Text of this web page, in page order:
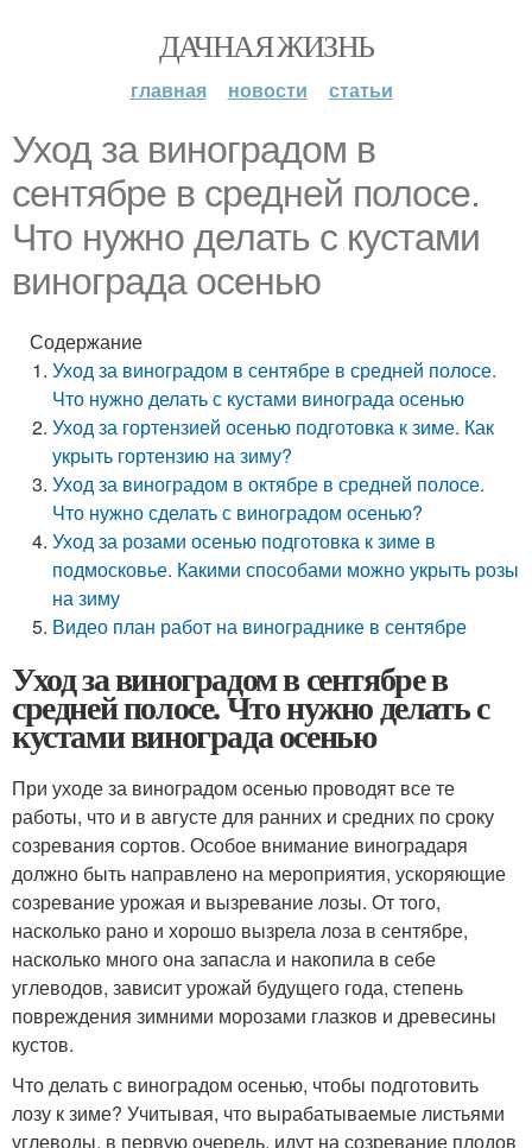
ДАЧНАЯ ЖИЗНЬ
главная новости статьи
Уход за виноградом в
сентябре в средней полосе.
Что нужно делать с кустами
винограда осенью
Содержание
Уход за виноградом в сентябре в средней полосе.
Что нужно делать с кустами винограда осенью
Уход за гортензией осенью подготовка к зиме. Как
укрыть гортензию на зиму?
Уход за виноградом в октябре в средней полосе.
Что нужно сделать с виноградом осенью?
Уход за розами осенью подготовка к зиме в
подмосковье. Какими способами можно укрыть розы
на зиму
Видео план работ на винограднике в сентябре
Уход за виноградом в сентябре в
средней полосе. Что нужно делать с
кустами винограда осенью
При уходе за виноградом осенью проводят все те
работы, что и в августе для ранних и средних по сроку
созревания сортов. Особое внимание виноградаря
должно быть направлено на мероприятия, ускоряющие
созревание урожая и вызревание лозы. От того,
насколько рано и хорошо вызрела лоза в сентябре,
насколько много она запасла и накопила в себе
углеводов, зависит урожай будущего года, степень
повреждения зимними морозами глазков и древесины
кустов.
Что делать с виноградом осенью, чтобы подготовить
лозу к зиме? Учитывая, что вырабатываемые листьями
углеводы, в первую очередь, идут на созревание плодов